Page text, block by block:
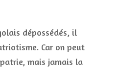
dépossédés, il
Car on peut
mais jamais la